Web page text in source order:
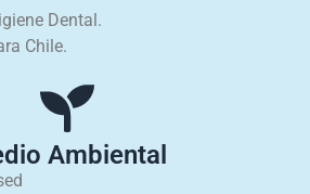
Dental.
Chile.
Ambiental